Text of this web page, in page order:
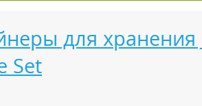
для хранения
Set